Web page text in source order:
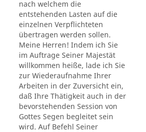
nach welchem die
entstehenden Lasten auf die
einzelnen Verpflichteten
übertragen werden sollen.
Meine Herren! Indem ich Sie
im Auftrage Seiner Majestät
willkommen heiße, lade ich Sie
zur Wiederaufnahme Ihrer
Arbeiten in der Zuversicht ein,
daß Ihre Thätigkeit auch in der
bevorstehenden Session von
Gottes Segen begleitet sein
wird. Auf Befehl Seiner